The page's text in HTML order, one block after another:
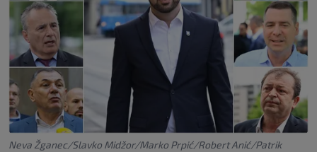
Neva Žganec/Slavko Midžor/Marko Prpić/Robert Anić/Patrik